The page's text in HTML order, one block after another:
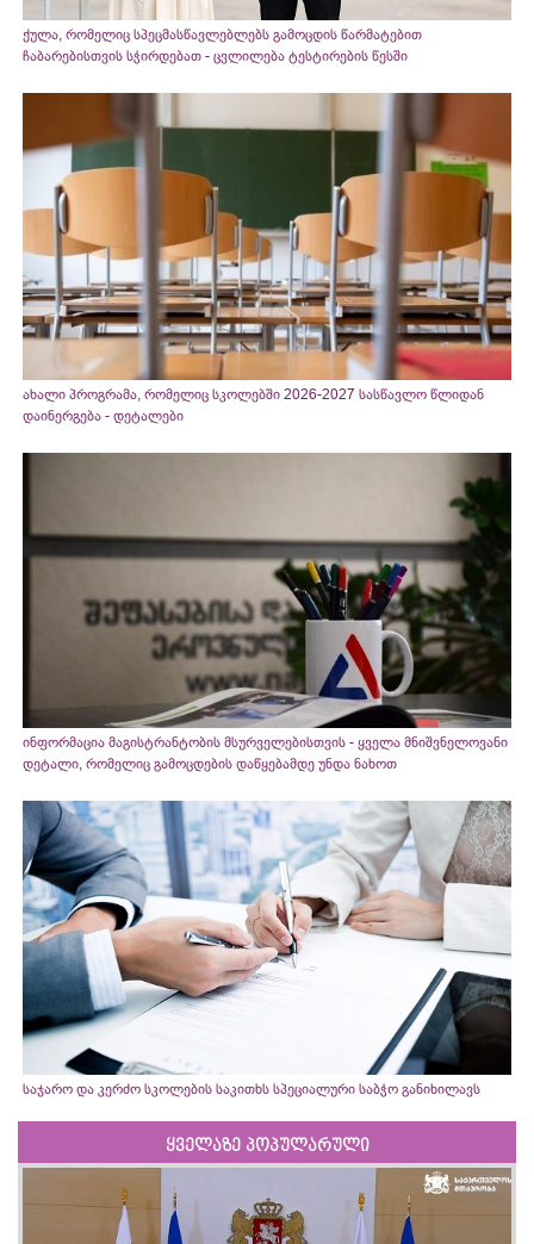
ქულა, რომელიც სპეცმასწავლებლებს გამოცდის წარმატებით
ჩაბარებისთვის სჭირდებათ - ცვლილება ტესტირების წესში
ახალი პროგრამა, რომელიც სკოლებში 2026-2027 სასწავლო წლიდან
დაინერგება - დეტალები
ინფორმაცია მაგისტრანტობის მსურველებისთვის - ყველა მნიშვნელოვანი
დეტალი, რომელიც გამოცდების დაწყებამდე უნდა ნახოთ
საჯარო და კერძო სკოლების საკითხს სპეციალური საბჭო განიხილავს
ყველაზე პოპულარული